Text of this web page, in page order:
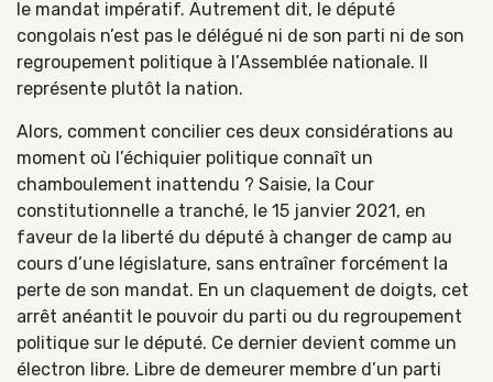
le mandat impératif. Autrement dit, le député
congolais n’est pas le délégué ni de son parti ni de son
regroupement politique à l’Assemblée nationale. Il
représente plutôt la nation.
Alors, comment concilier ces deux considérations au
moment où l’échiquier politique connaît un
chamboulement inattendu ? Saisie, la Cour
constitutionnelle a tranché, le 15 janvier 2021, en
faveur de la liberté du député à changer de camp au
cours d’une législature, sans entraîner forcément la
perte de son mandat. En un claquement de doigts, cet
arrêt anéantit le pouvoir du parti ou du regroupement
politique sur le député. Ce dernier devient comme un
électron libre. Libre de demeurer membre d’un parti